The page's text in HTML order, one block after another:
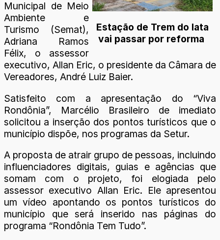
Estação de Trem do Iata
vai passar por reforma
Municipal de Meio
Ambiente e
Turismo (Semat),
Adriana Ramos
Félix, o assessor
executivo, Allan Eric, o presidente da Câmara de
Vereadores, André Luiz Baier.
Satisfeito com a apresentação do “Viva
Rondônia”, Marcélio Brasileiro de imediato
solicitou a inserção dos pontos turísticos que o
município dispõe, nos programas da Setur.
A proposta de atrair grupo de pessoas, incluindo
influenciadores digitais, guias e agências que
somam com o projeto, foi elogiada pelo
assessor executivo Allan Eric. Ele apresentou
um vídeo apontando os pontos turísticos do
município que será inserido nas páginas do
programa “Rondônia Tem Tudo”.